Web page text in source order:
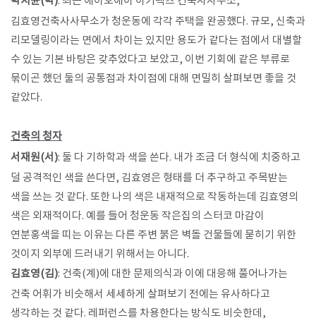
김효영건축사사무소가 청운동에 각각 주택을 완공했다. 규모, 신축과
리모델링이라는 면에서 차이는 있지만 용도가 같다는 점에서 대별할
수 있는 기본 바탕은 갖추었다고 보았고, 이번 기회에 같은 부류로
묶이곤 했던 둘의 공통점과 차이점에 대해 면밀히 살펴보면 좋을 것
같았다.
건축의 청자
서재원(서): 둘 다 기하학과 색을 쓴다. 내가 조금 더 형식에 치중하고
덜 공격적인 색을 쓴다면, 김효영은 형태를 더 추구하고 주목받는
색을 쓰는 것 같다. 또한 나의 색은 내재적으로 작동하는데 김효영의
색은 외재적이다. 예를 들어 청운동 작은집의 스터코 마감이
연분홍색을 띠는 이유는 다른 주변 붉은 벽돌 건물들에 묻히기 위한
것이지 외부에 드러내기 위해서는 아니다.
김효영(김): 건축(계)에 대한 문제의식과 이에 대응해 풀어나가는
건축 어휘가 비슷해서 세세하게 살펴보기 전에는 유사하다고
생각하는 것 같다. 레퍼런스를 차용한다는 방식도 비슷한데,